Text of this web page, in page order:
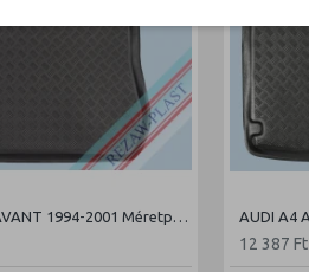
AUDI A4 AVANT 1994-2001 Méretpontos csomagtértálca
12 387 Ft